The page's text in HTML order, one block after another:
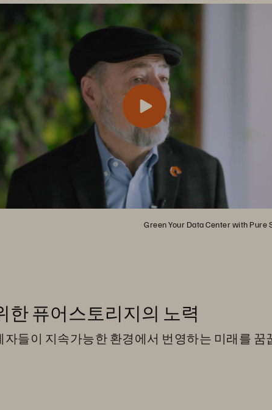
Green Your Data Center with Pure
한 퓨어스토리지의 노력
들이 지속가능한 환경에서 번영하는 미래를 꿈